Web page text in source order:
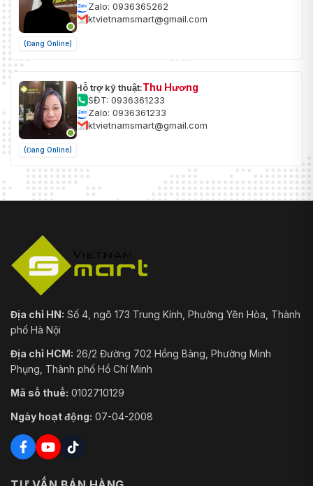
(Đang Online)
Zalo: 0936365262
ktvietnamsmart@gmail.com
(Đang Online)
Hỗ trợ kỹ thuật:Thu Hương
SĐT: 0936361233
Zalo: 0936361233
ktvietnamsmart@gmail.com
Địa chỉ HN: Số 4, ngõ 173 Trung Kính, Phường Yên Hòa, Thành
phố Hà Nội
Địa chỉ HCM: 26/2 Đường 702 Hồng Bàng, Phường Minh
Phụng, Thành phố Hồ Chí Minh
Mã số thuế: 0102710129
Ngày hoạt động: 07-04-2008